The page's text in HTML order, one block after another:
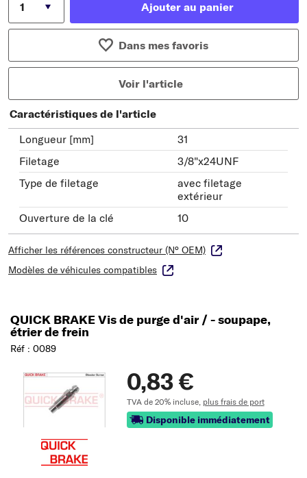
Ajouter au panier
Dans mes favoris
Voir l'article
Caractéristiques de l'article
Longueur [mm]
31
Filetage
3/8"x24UNF
Type de filetage
avec filetage
extérieur
Ouverture de la clé
10
Afficher les références constructeur (N° OEM)
Modèles de véhicules compatibles
QUICK BRAKE Vis de purge d'air / - soupape,
étrier de frein
Réf : 0089
0,83 €
TVA de 20% incluse, plus frais de port
Disponible immédiatement